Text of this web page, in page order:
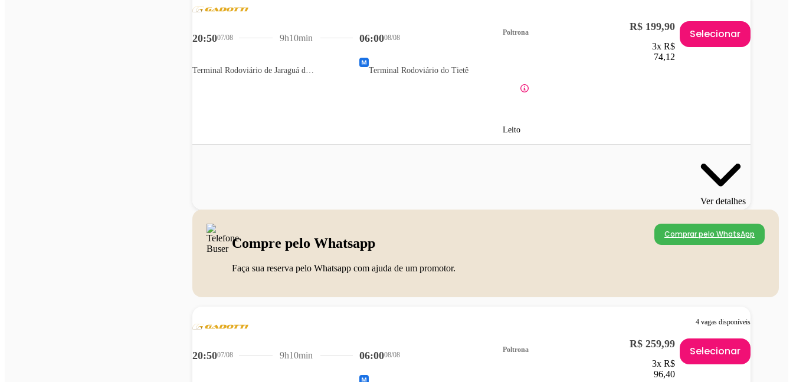
20:5007/08 06:0008/08
Terminal Rodoviário do Tietê
9h10min
Poltrona
Leito
R$ 199,90
3x R$
74,12
Selecionar
Ver detalhes
Compre pelo Whatsapp
Faça sua reserva pelo Whatsapp com ajuda de um promotor.
Comprar pelo WhatsApp
4 vagas disponíveis
20:5007/08 06:0008/08
9h10min
Poltrona R$ 259,99
3x R$
96,40
Selecionar